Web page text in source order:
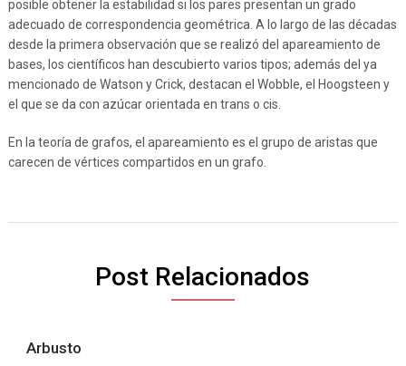
posible obtener la estabilidad si los pares presentan un grado
adecuado de correspondencia geométrica. A lo largo de las décadas
desde la primera observación que se realizó del apareamiento de
bases, los científicos han descubierto varios tipos; además del ya
mencionado de Watson y Crick, destacan el Wobble, el Hoogsteen y
el que se da con azúcar orientada en trans o cis.
En la teoría de grafos, el apareamiento es el grupo de aristas que
carecen de vértices compartidos en un grafo.
Post Relacionados
Arbusto